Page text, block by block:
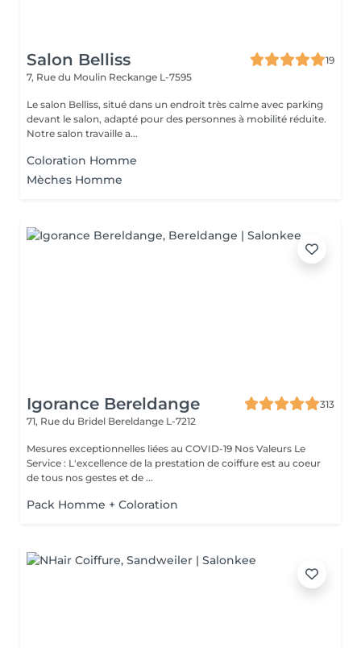
Salon Belliss
19
7, Rue du Moulin Reckange L-7595
Le salon Belliss, situé dans un endroit très calme avec parking
devant le salon, adapté pour des personnes à mobilité réduite.
Notre salon travaille a...
Coloration Homme
Mèches Homme
Igorance Bereldange
313
71, Rue du Bridel Bereldange L-7212
Mesures exceptionnelles liées au COVID-19 Nos Valeurs Le
Service : L'excellence de la prestation de coiffure est au coeur
de tous nos gestes et de ...
Pack Homme + Coloration